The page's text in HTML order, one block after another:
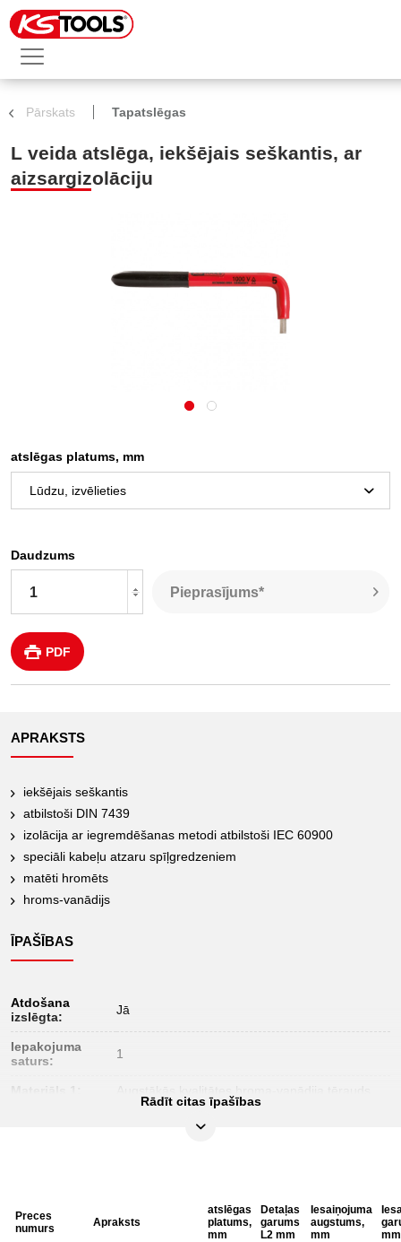
Pārskats Tapatslēgas
L veida atslēga, iekšējais seškantis, ar
aizsargizolāciju
atslēgas platums, mm
Daudzums
Pieprasījums*
PDF
APRAKSTS
iekšējais seškantis
atbilstoši DIN 7439
izolācija ar iegremdēšanas metodi atbilstoši IEC 60900
speciāli kabeļu atzaru spīļgredzeniem
matēti hromēts
hroms-vanādijs
ĪPAŠĪBAS
Atdošana
izslēgta:
Jā
Iepakojuma
saturs:
1
izolācija:
izolācija ar iegremdēšanas metodi saskaņā ar
Rādīt citas īpašības
Preces
numurs
Apraksts
atslēgas
platums,
mm
Detaļas
garums
L2 mm
Iesaiņojuma
augstums,
mm
mm